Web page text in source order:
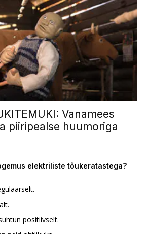
Vanamees
piiripealse huumoriga
elektriliste tõukeratastega?
positiivselt.